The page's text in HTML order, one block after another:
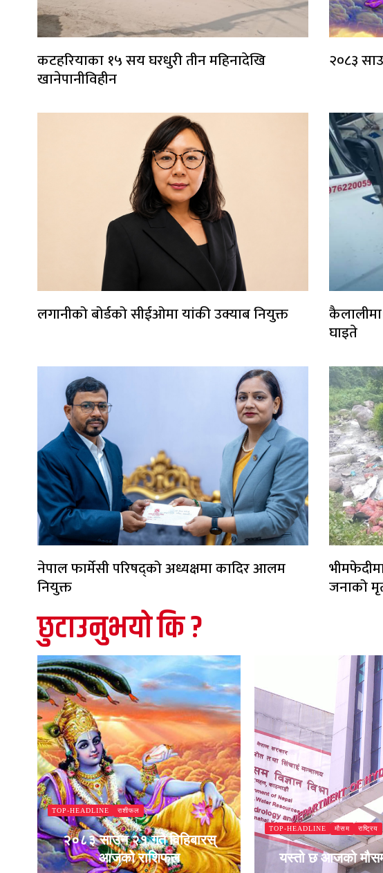
कटहरियाका १५ सय घरधुरी तीन महिनादेखि
खानेपानीविहीन
२०८३
लगानीको बोर्डको सीईओमा यांकी उक्याब नियुक्त
घाइते
नेपाल फार्मेसी परिषद्को अध्यक्षमा कादिर आलम
नियुक्त जनाको
छुटाउनुभयो कि ?
TOP-HEADLINE राशीफल
२०८३ साउन २१ गते विहिबारस्
आजको राशिफल
TOP-HEADLINE मौसम राष्ट्रिय
यस्तो छ आजको मौसम